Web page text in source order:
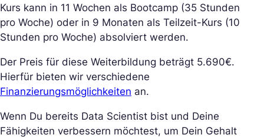
Kurs kann in 11 Wochen als Bootcamp (35 Stunden
pro Woche) oder in 9 Monaten als Teilzeit-Kurs (10
Stunden pro Woche) absolviert werden.
Der Preis für diese Weiterbildung beträgt 5.690€.
Hierfür bieten wir verschiedene
Finanzierungsmöglichkeiten an.
Wenn Du bereits Data Scientist bist und Deine
Fähigkeiten verbessern möchtest, um Dein Gehalt